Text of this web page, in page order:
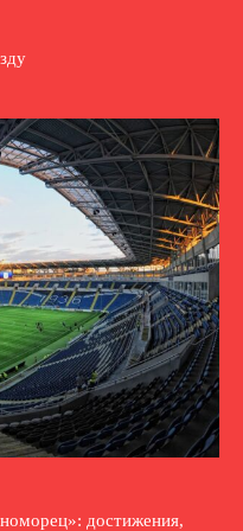
достижения,